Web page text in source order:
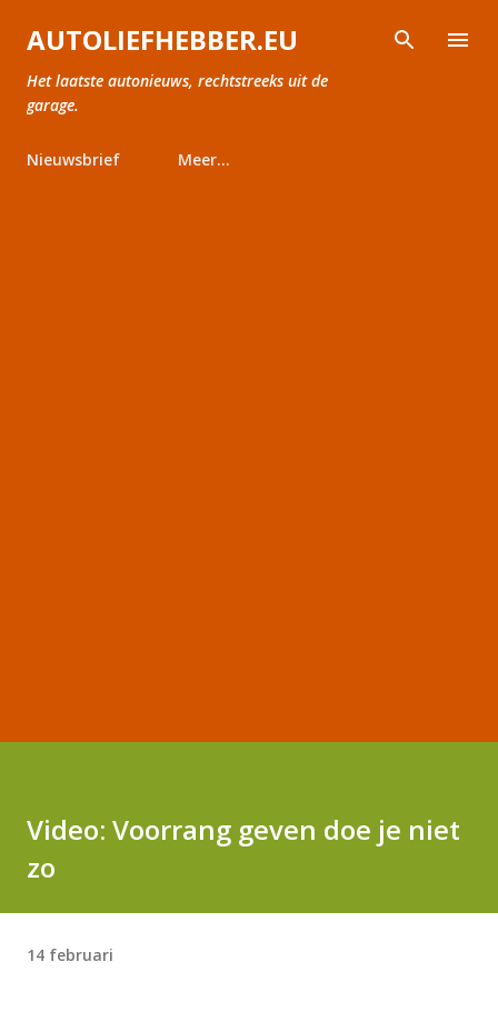
Doorgaan naar hoofdcontent
AUTOLIEFHEBBER.EU
Het laatste autonieuws, rechtstreeks uit de
garage.
Nieuwsbrief Meer…
Video: Voorrang geven doe je niet
zo
14 februari